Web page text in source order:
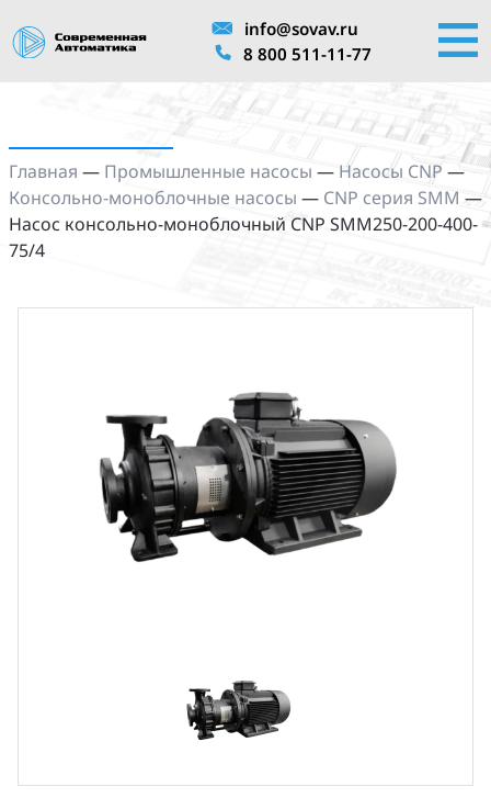
info@sovav.ru
8 800 511-11-77
Главная — Промышленные насосы — Насосы CNP —
Консольно-моноблочные насосы — CNP серия SMM —
Насос консольно-моноблочный CNP SMM250-200-400-
75/4